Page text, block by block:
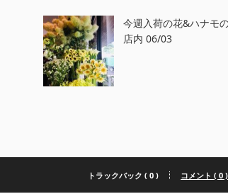
今週入荷の花&ハナモ
店内 06/03
トラックバック ( 0 ) コメント ( 0 )